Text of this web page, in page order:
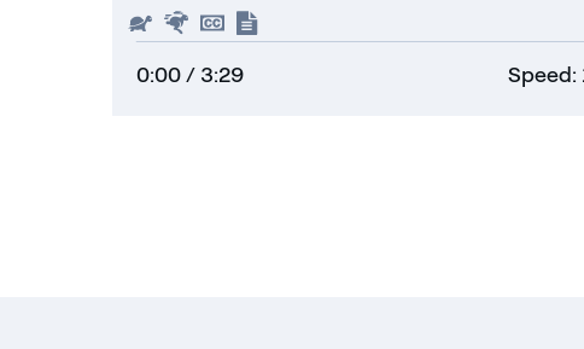
SlowerFaster
Hide
captions
transcript
0:00/ 3:29 Speed: